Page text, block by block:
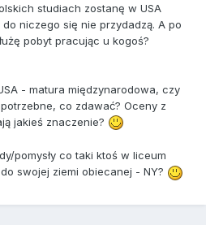
studiach zostanę w USA
niczego się nie przydadzą. A po
pobyt pracując u kogoś?
- matura międzynarodowa, czy
co zdawać? Oceny z
jakieś znaczenie?
pomysły co taki ktoś w liceum
swojej ziemi obiecanej - NY?